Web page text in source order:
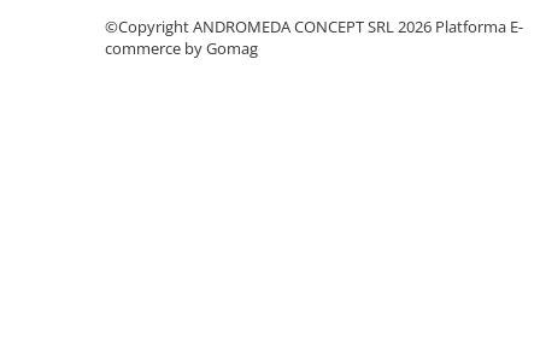
Baterii cu dus extractabil
©Copyright ANDROMEDA CONCEPT SRL 2026 Platforma E-
commerce by Gomag